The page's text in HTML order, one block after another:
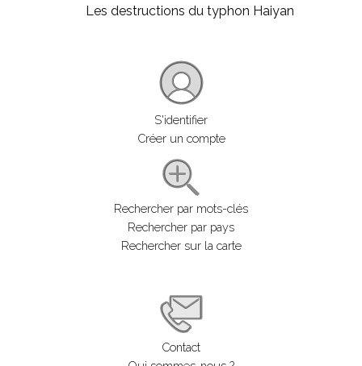
Les destructions du typhon Haiyan
S'identifier
Créer un compte
Rechercher par mots-clés
Rechercher par pays
Rechercher sur la carte
Contact